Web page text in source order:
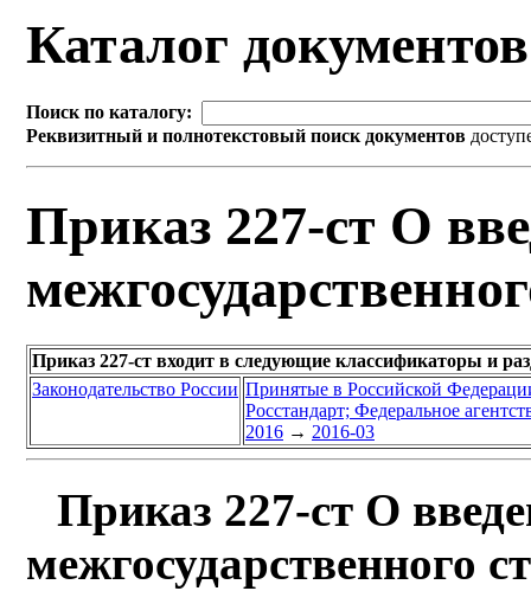
Каталог
Поиск по каталогу:
Реквизитный и полнотекстовый поиск документов
Приказ 227-ст О
Приказ 227-ст входит в следующие классификаторы и
Законодательство России Принятые в Российской
Росстандарт; Федеральное
2016 → 2016-03
Приказ 227-ст О
межгосударственного